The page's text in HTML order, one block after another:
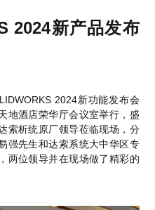
2024新产品发布
2024新功能发布会
地酒店荣华厅会议室举行，盛
索析统原厂领导莅临现场，分
强先生和达索系统大中华区专
两位领导并在现场做了精彩的